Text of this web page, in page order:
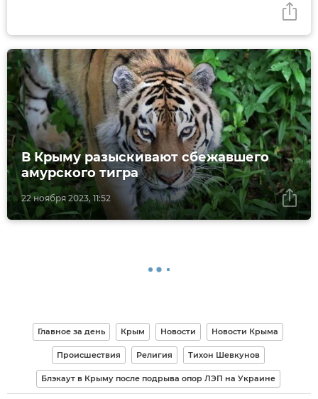
22 ноября 2023, 11:52
В Крыму разыскивают сбежавшего
амурского тигра
Главное за день Крым Новости Новости Крыма
Происшествия Религия Тихон Шевкунов
Блэкаут в Крыму после подрыва опор ЛЭП на Украине